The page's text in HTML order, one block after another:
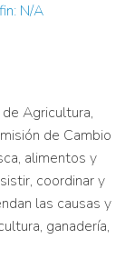
N/A
Agricultura,
de Cambio
alimentos y
coordinar y
las causas y
ganadería,